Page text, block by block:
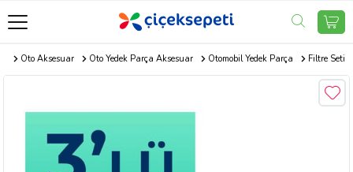
Oto Aksesuar Oto Yedek Parça Aksesuar Otomobil Yedek Parça Filtre Seti